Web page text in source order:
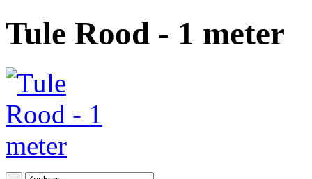
Tule Rood - 1 meter